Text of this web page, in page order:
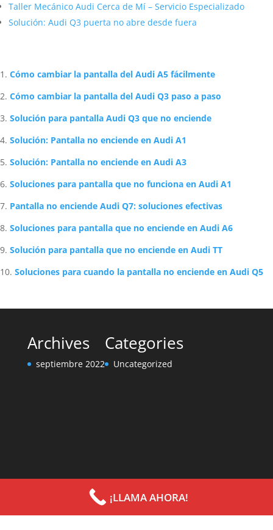
Taller Mecánico Audi Cerca de Mí – Servicio Especializado
Solución: Audi Q3 puerta no abre desde fuera
Cómo cambiar la pantalla del Audi A5 fácilmente
Cómo cambiar la pantalla del Audi Q3 paso a paso
Solución para pantalla Audi Q3 que no enciende
Solución: Pantalla no enciende en Audi A1
Solución: Pantalla no enciende en Audi A3
Soluciones para pantalla que no funciona en Audi A1
Pantalla no enciende Audi Q7: soluciones efectivas
Soluciones para pantalla que no enciende en Audi A6
Solución para pantalla que no enciende en Audi TT
Soluciones para cuando la pantalla no enciende en Audi Q5
Archives
septiembre 2022
Categories
Uncategorized
¡LLAMA AHORA!